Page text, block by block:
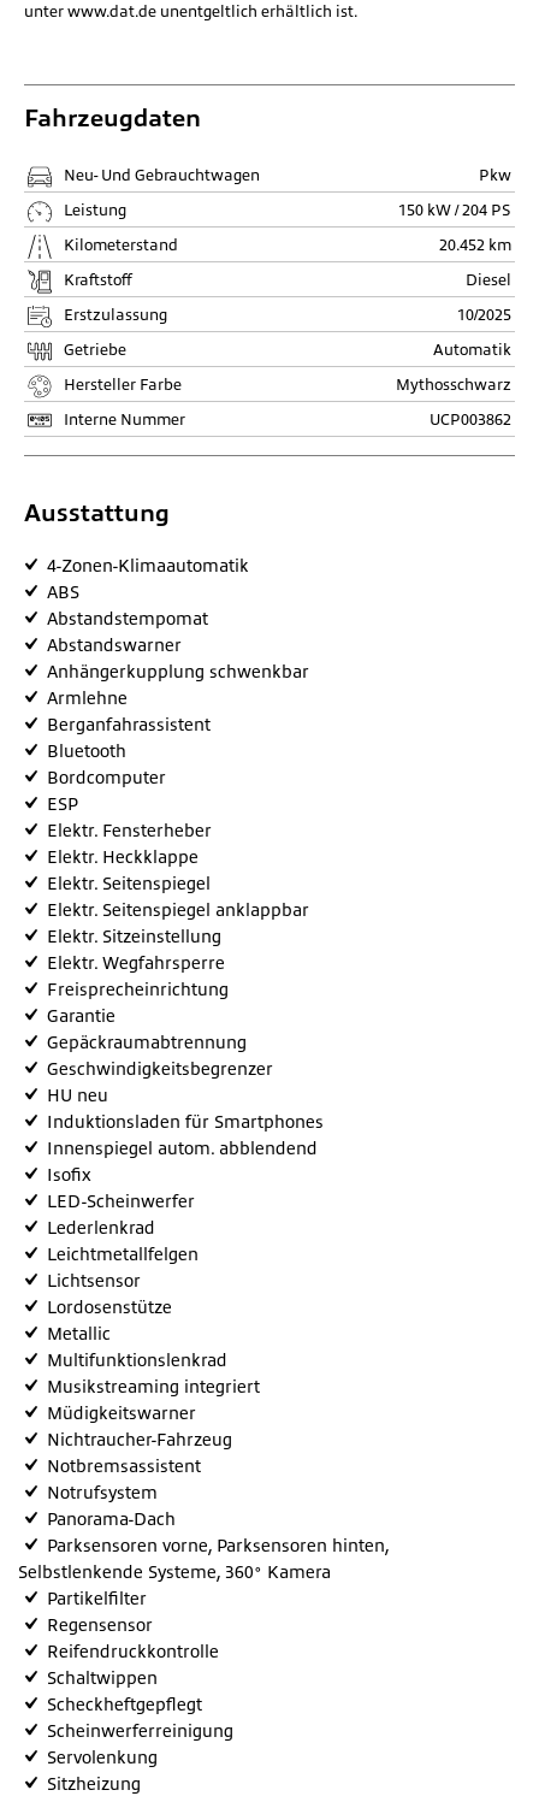
unter www.dat.de unentgeltlich erhältlich ist.
Fahrzeugdaten
Neu- Und Gebrauchtwagen
Pkw
Leistung
150 kW / 204 PS
Kilometerstand
20.452 km
Kraftstoff
Diesel
Erstzulassung
10/2025
Getriebe
Automatik
Hersteller Farbe
Mythosschwarz
Interne Nummer
UCP003862
Ausstattung
4-Zonen-Klimaautomatik
ABS
Abstandstempomat
Abstandswarner
Anhängerkupplung schwenkbar
Armlehne
Berganfahrassistent
Bluetooth
Bordcomputer
ESP
Elektr. Fensterheber
Elektr. Heckklappe
Elektr. Seitenspiegel
Elektr. Seitenspiegel anklappbar
Elektr. Sitzeinstellung
Elektr. Wegfahrsperre
Freisprecheinrichtung
Garantie
Gepäckraumabtrennung
Geschwindigkeitsbegrenzer
HU neu
Induktionsladen für Smartphones
Innenspiegel autom. abblendend
Isofix
LED-Scheinwerfer
Lederlenkrad
Leichtmetallfelgen
Lichtsensor
Lordosenstütze
Metallic
Multifunktionslenkrad
Musikstreaming integriert
Müdigkeitswarner
Nichtraucher-Fahrzeug
Notbremsassistent
Notrufsystem
Panorama-Dach
Parksensoren vorne, Parksensoren hinten,
Selbstlenkende Systeme, 360° Kamera
Partikelfilter
Regensensor
Reifendruckkontrolle
Schaltwippen
Scheckheftgepflegt
Scheinwerferreinigung
Servolenkung
Sitzheizung